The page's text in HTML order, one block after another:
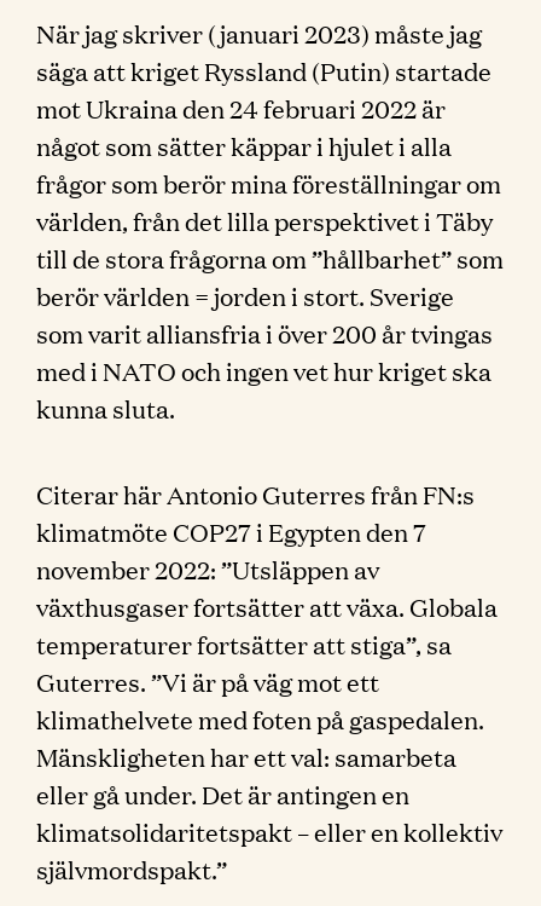
När jag skriver (januari 2023) måste jag
säga att kriget Ryssland (Putin) startade
mot Ukraina den 24 februari 2022 är
något som sätter käppar i hjulet i alla
frågor som berör mina föreställningar om
världen, från det lilla perspektivet i Täby
till de stora frågorna om ”hållbarhet” som
berör världen = jorden i stort. Sverige
som varit alliansfria i över 200 år tvingas
med i NATO och ingen vet hur kriget ska
kunna sluta.
Citerar här Antonio Guterres från FN:s
klimatmöte COP27 i Egypten den 7
november 2022: ”Utsläppen av
växthusgaser fortsätter att växa. Globala
temperaturer fortsätter att stiga”, sa
Guterres. ”Vi är på väg mot ett
klimathelvete med foten på gaspedalen.
Mänskligheten har ett val: samarbeta
eller gå under. Det är antingen en
klimatsolidaritetspakt – eller en kollektiv
självmordspakt.”